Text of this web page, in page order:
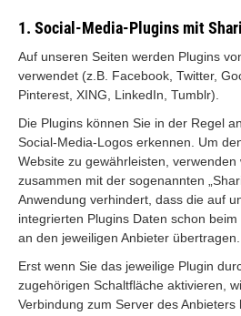
1. Social-Media-Plugins mit
Auf unseren Seiten werden Plugins
verwendet (z.B. Facebook, Twitter,
Pinterest, XING, LinkedIn, Tumblr).
Die Plugins können Sie in der Regel
Social-Media-Logos erkennen. Um
Website zu gewährleisten,
zusammen mit der sogenannten
Anwendung verhindert, dass die auf
integrierten Plugins Daten schon
an den jeweiligen Anbieter übertragen.
Erst wenn Sie das jeweilige Plugin
zugehörigen Schaltfläche aktivieren,
Verbindung zum Server des Anbieters